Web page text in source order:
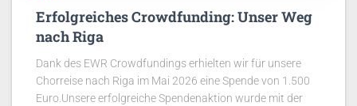
Erfolgreiches Crowdfunding: Unser Weg
nach Riga
Dank des EWR Crowdfundings erhielten wir für unsere
Chorreise nach Riga im Mai 2026 eine Spende von 1.500
Euro.Unsere erfolgreiche Spendenaktion wurde mit der